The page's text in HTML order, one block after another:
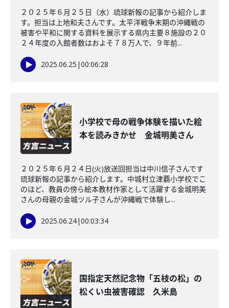
２０２５年６月２５日（水）琉球新報の記事から紹介しま
す。担当は上地和夫さんです。太平洋戦争末期の沖縄戦の
被害や平和に関する資料を展示する県内主要８施設の２０
２４年度の入館者数はおよそ７８万人で、９年前...
2025.06.25 |00:06:28
小学校で母の戦争体験を描いた絵
本を読みきかせ 金城明美さん
２０２５年６月２４日(火)放送回担当は中川信子さんです
琉球新報の記事から紹介します。中城村立津覇小学校でこ
のほど、教員の傍ら絵本教材作家として活躍する金城明美
さんの母親の金城ツル子さんが沖縄戦で体験し...
2025.06.24|00:03:34
国指定天然記念物「五枝の松」の
松くい虫被害確認 久米島